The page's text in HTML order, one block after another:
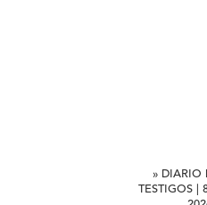
» DIARIO
TESTIGOS |